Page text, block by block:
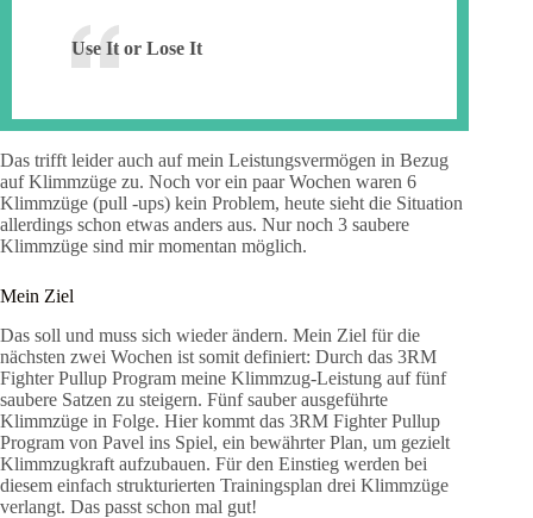
Use It or Lose It
Das trifft leider auch auf mein Leistungsvermögen in Bezug
auf Klimmzüge zu. Noch vor ein paar Wochen waren 6
Klimmzüge (pull -ups) kein Problem, heute sieht die Situation
allerdings schon etwas anders aus. Nur noch 3 saubere
Klimmzüge sind mir momentan möglich.
Mein Ziel
Das soll und muss sich wieder ändern. Mein Ziel für die
nächsten zwei Wochen ist somit definiert: Durch das 3RM
Fighter Pullup Program meine Klimmzug-Leistung auf fünf
saubere Satzen zu steigern. Fünf sauber ausgeführte
Klimmzüge in Folge. Hier kommt das 3RM Fighter Pullup
Program von Pavel ins Spiel, ein bewährter Plan, um gezielt
Klimmzugkraft aufzubauen. Für den Einstieg werden bei
diesem einfach strukturierten Trainingsplan drei Klimmzüge
verlangt. Das passt schon mal gut!